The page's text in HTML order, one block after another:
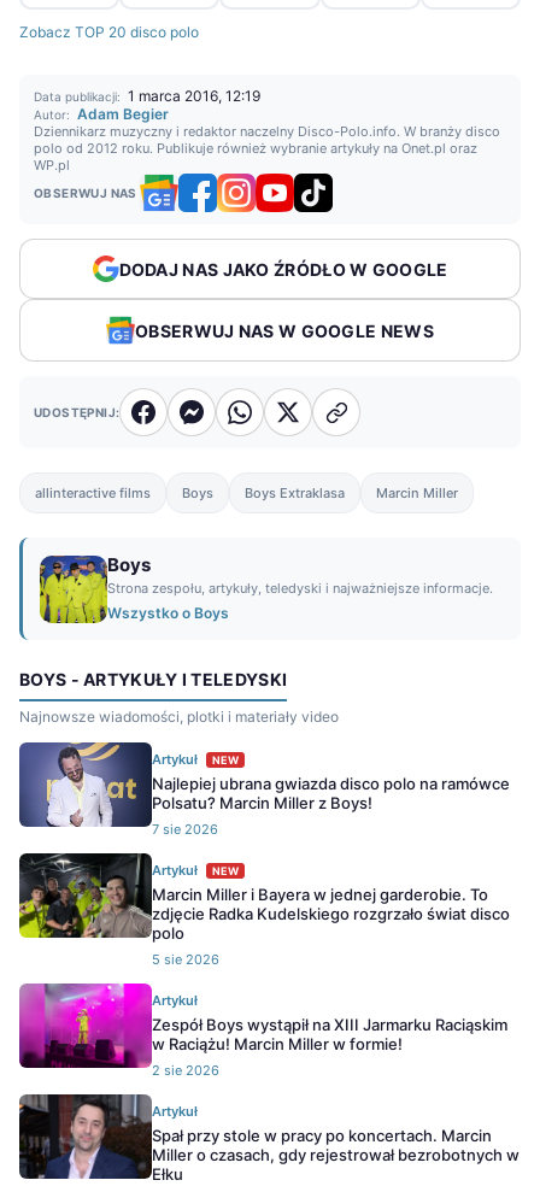
Zobacz TOP 20 disco polo
Data publikacji: 1 marca 2016, 12:19
Autor: Adam Begier
Dziennikarz muzyczny i redaktor naczelny Disco-Polo.info. W branży disco
polo od 2012 roku. Publikuje również wybranie artykuły na Onet.pl oraz
WP.pl
OBSERWUJ NAS
DODAJ NAS JAKO ŹRÓDŁO W GOOGLE
OBSERWUJ NAS W GOOGLE NEWS
UDOSTĘPNIJ:
allinteractive films Boys Boys Extraklasa Marcin Miller
Boys
Strona zespołu, artykuły, teledyski i najważniejsze informacje.
Wszystko o Boys
BOYS - ARTYKUŁY I TELEDYSKI
Najnowsze wiadomości, plotki i materiały video
Artykuł NEW
Najlepiej ubrana gwiazda disco polo na ramówce
Polsatu? Marcin Miller z Boys!
7 sie 2026
Artykuł NEW
Marcin Miller i Bayera w jednej garderobie. To
zdjęcie Radka Kudelskiego rozgrzało świat disco
polo
5 sie 2026
Artykuł
Zespół Boys wystąpił na XIII Jarmarku Raciąskim
w Raciążu! Marcin Miller w formie!
2 sie 2026
Artykuł
Spał przy stole w pracy po koncertach. Marcin
Miller o czasach, gdy rejestrował bezrobotnych w
Ełku